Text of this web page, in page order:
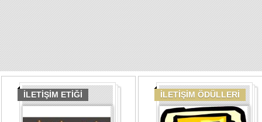
İLETİŞİM ETİĞİ İLETİŞİM ÖDÜLLERİ